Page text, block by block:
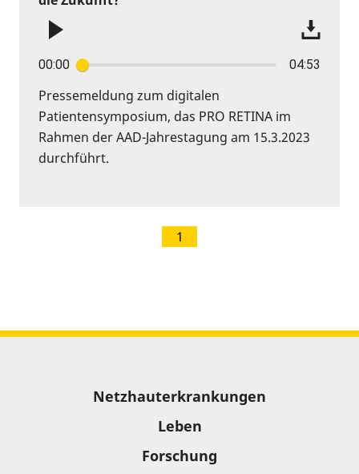
00:00 04:53
Pressemeldung zum digitalen
Patientensymposium, das PRO RETINA im
Rahmen der AAD-Jahrestagung am 15.3.2023
durchführt.
1
Netzhauterkrankungen
Leben
Forschung